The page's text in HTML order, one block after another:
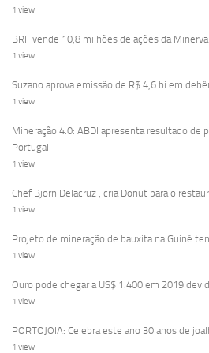
1 view
BRF vende 10,8 milhões de ações da Minerva
1 view
Suzano aprova emissão de R$ 4,6 bi em
1 view
Mineração 4.0: ABDI apresenta resultado de
Portugal
1 view
Chef Björn Delacruz , cria Donut para o
1 view
Projeto de mineração de bauxita na Guiné
1 view
Ouro pode chegar a US$ 1.400 em 2019
1 view
PORTOJOIA: Celebra este ano 30 anos de
1 view